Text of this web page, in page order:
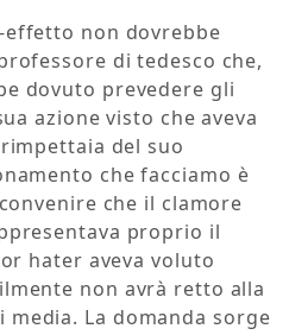
effetto non dovrebbe
di tedesco che,
dovuto prevedere gli
azione visto che aveva
del suo
che facciamo è
che il clamore
proprio il
hater aveva voluto
non avrà retto alla
La domanda sorge